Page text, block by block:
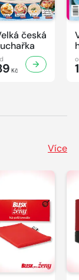
česká
Kč
Více